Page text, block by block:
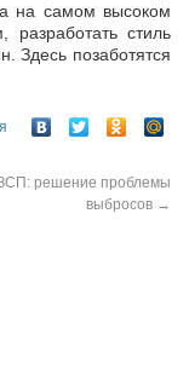
на самом высоком
стиль
Здесь позаботятся
решение проблемы
выбросов →